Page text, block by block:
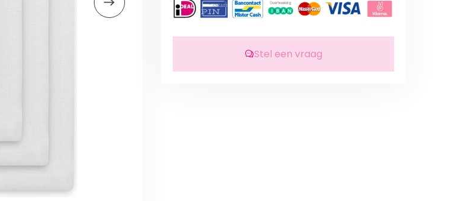
Stel een vraag